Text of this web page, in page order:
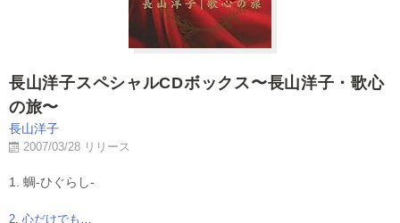
長山洋子スペシャルCDボックス〜長山洋子・歌心
の旅〜
長山洋子
2007/03/28 リリース
1. 蜩-ひぐらし-
2. 心だけでも…